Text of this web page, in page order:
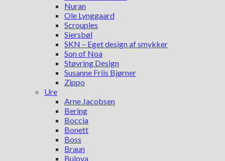
Nuran
Ole Lynggaard
Scrouples
Siersbøl
SKN – Eget design af smykker
Son of Noa
Støvring Design
Susanne Friis Bjørner
Zippo
Ure
Arne Jacobsen
Bering
Boccia
Bonett
Boss
Braun
Bulova